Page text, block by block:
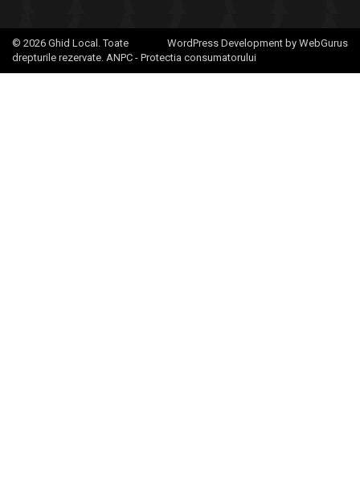
WordPress Development by WebGurus
© 2026 Ghid Local. Toate
drepturile rezervate. ANPC - Protectia consumatorului